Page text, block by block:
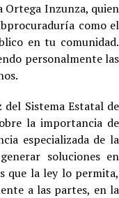
Ortega Inzunza, quien
como el
en tu comunidad.
personalmente las
Sistema Estatal de
la importancia de
especializada de la
soluciones en
que la ley lo permita,
a las partes, en la